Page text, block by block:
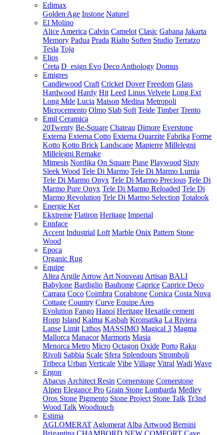
Edimax
Golden Age Instone Naturel
El Molino
Alice America Calvin Camelot Clasic Gabana Jakarta
Memory Padua Prada Rialto Soften Studio Terratzo
Tesla Toja
Elios
Creta D_esign Evo Deco Anthology Domus
Emigres
Candlewood Craft Cricket Dover Freedom Glass
Hardwood Hardy Hit Leed Linus Velvete Long Ext
Long Mde Lucia Maison Medina Metropoli
Microcemento Olmo Slab Soft Teide Timber Trento
Emil Ceramica
20Twenty Be-Square Chateau Dimore Everstone
Externa Externa Cotto Externa Quarzite Fabrika Forme
Kotto Kotto Brick Landscape Mapierre Millelegni
Millelegni Remake
Mimesis Nordika On Square Piase Playwood Sixty
Sleek Wood Tele Di Marmo Tele Di Marmo Lumia
Tele Di Marmo Onyx Tele Di Marmo Precious Tele Di
Marmo Pure Onyx Tele Di Marmo Reloaded Tele Di
Marmo Revolution Tele Di Marmo Selection Totalook
Energie Ker
Ekxtreme Flatiron Heritage Imperial
Ennface
Accent Industrial Loft Marble Onix Pattern Stone
Wood
Epoca
Organic Rug
Equipe
Altea Argile Arrow Art Nouveau Artisan BALI
Babylone Bardiglio Bauhome Caprice Caprice Deco
Carrara Coco Coimbra Coralstone Corsica Costa Nova
Cottage Country Curve Equipe Ares
Evolution Fango Hanoi Heritage Hexatile cement
Hopp Island Kalma Kasbah Kromatika La Riviera
Lanse Limit Lithos MASSIMO Magical 3 Magma
Mallorca Manacor Marmoris Masia
Menorca Metro Micro Octagon Oxide Porto Raku
Rivoli Sabbia Scale Sfera Splendours Stromboli
Tribeca Urban Verticale Vibe Village Vitral Wadi Wave
Ergon
Abacus Architect Resin Cornerstone Cornerstone
Alpen Elegance Pro Grain Stone Lombarda Medley
Oros Stone Pigmento Stone Project Stone Talk Tr3nd
Wood Talk Woodtouch
Estima
AGLOMERAT Aglomerat Alba Artwood Bernini